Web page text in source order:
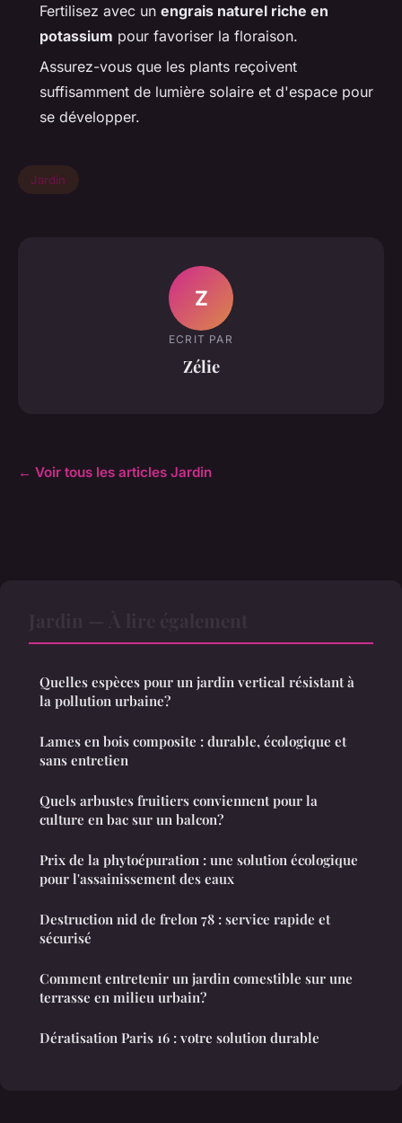
Fertilisez avec un engrais naturel riche en
potassium pour favoriser la floraison.
Assurez-vous que les plants reçoivent
suffisamment de lumière solaire et d'espace pour
se développer.
Jardin
Z
ECRIT PAR
Zélie
← Voir tous les articles Jardin
Quelles espèces pour un jardin vertical résistant à
la pollution urbaine?
Lames en bois composite : durable, écologique et
sans entretien
Quels arbustes fruitiers conviennent pour la
culture en bac sur un balcon?
Prix de la phytoépuration : une solution écologique
pour l'assainissement des eaux
Destruction nid de frelon 78 : service rapide et
sécurisé
Comment entretenir un jardin comestible sur une
terrasse en milieu urbain?
Dératisation Paris 16 : votre solution durable